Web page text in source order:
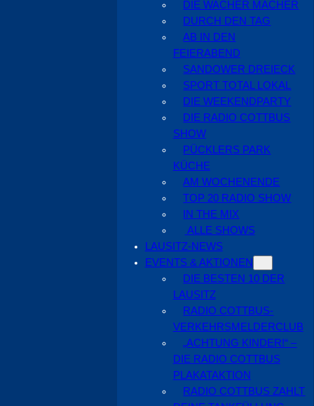
DIE WACHER MACHER
DURCH DEN TAG
AB IN DEN
FEIERABEND
SANDOWER DREIECK
SPORT TOTAL LOKAL
DIE WEEKENDPARTY
DIE RADIO COTTBUS
SHOW
PÜCKLERS PARK
KÜCHE
AM WOCHENENDE
TOP 20 RADIO SHOW
IN THE MIX
ALLE SHOWS
LAUSITZ-NEWS
EVENTS & AKTIONEN
DIE BESTEN 10 DER
LAUSITZ
RADIO COTTBUS-
VERKEHRSMELDERCLUB
„ACHTUNG KINDER!“ –
DIE RADIO COTTBUS
PLAKATAKTION
RADIO COTTBUS ZAHLT